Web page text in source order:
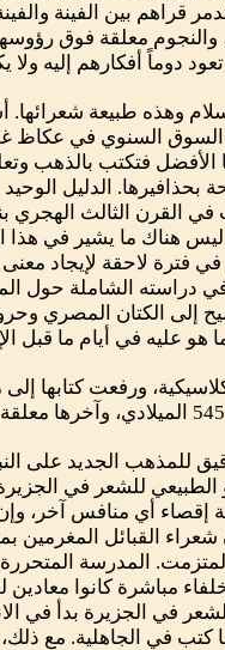
قراهم بين الفينة
معلقة فوق
دوماً أفكارهم إليه
وهذه طبيعة شعرائها.
السوق السنوي في
الأفضل فتكتب بالذهب
الدليل
في القرن الثالث
هناك ما يشير في هذا
فترة لاحقة لإيجاد معنى
في دراسته الشاملة حول
إلى الكتان المصري
عليه في أيام ما قبل
ورفعت كتابها إلى
للمذهب الجديد على
الطبيعي للشعر في
إقصاء أي منافس آخر،
القبائل المغرمين
المدرسة
مباشرة كانوا معادين
في الجزيرة بدأ في
كتب في الجاهلية. مع